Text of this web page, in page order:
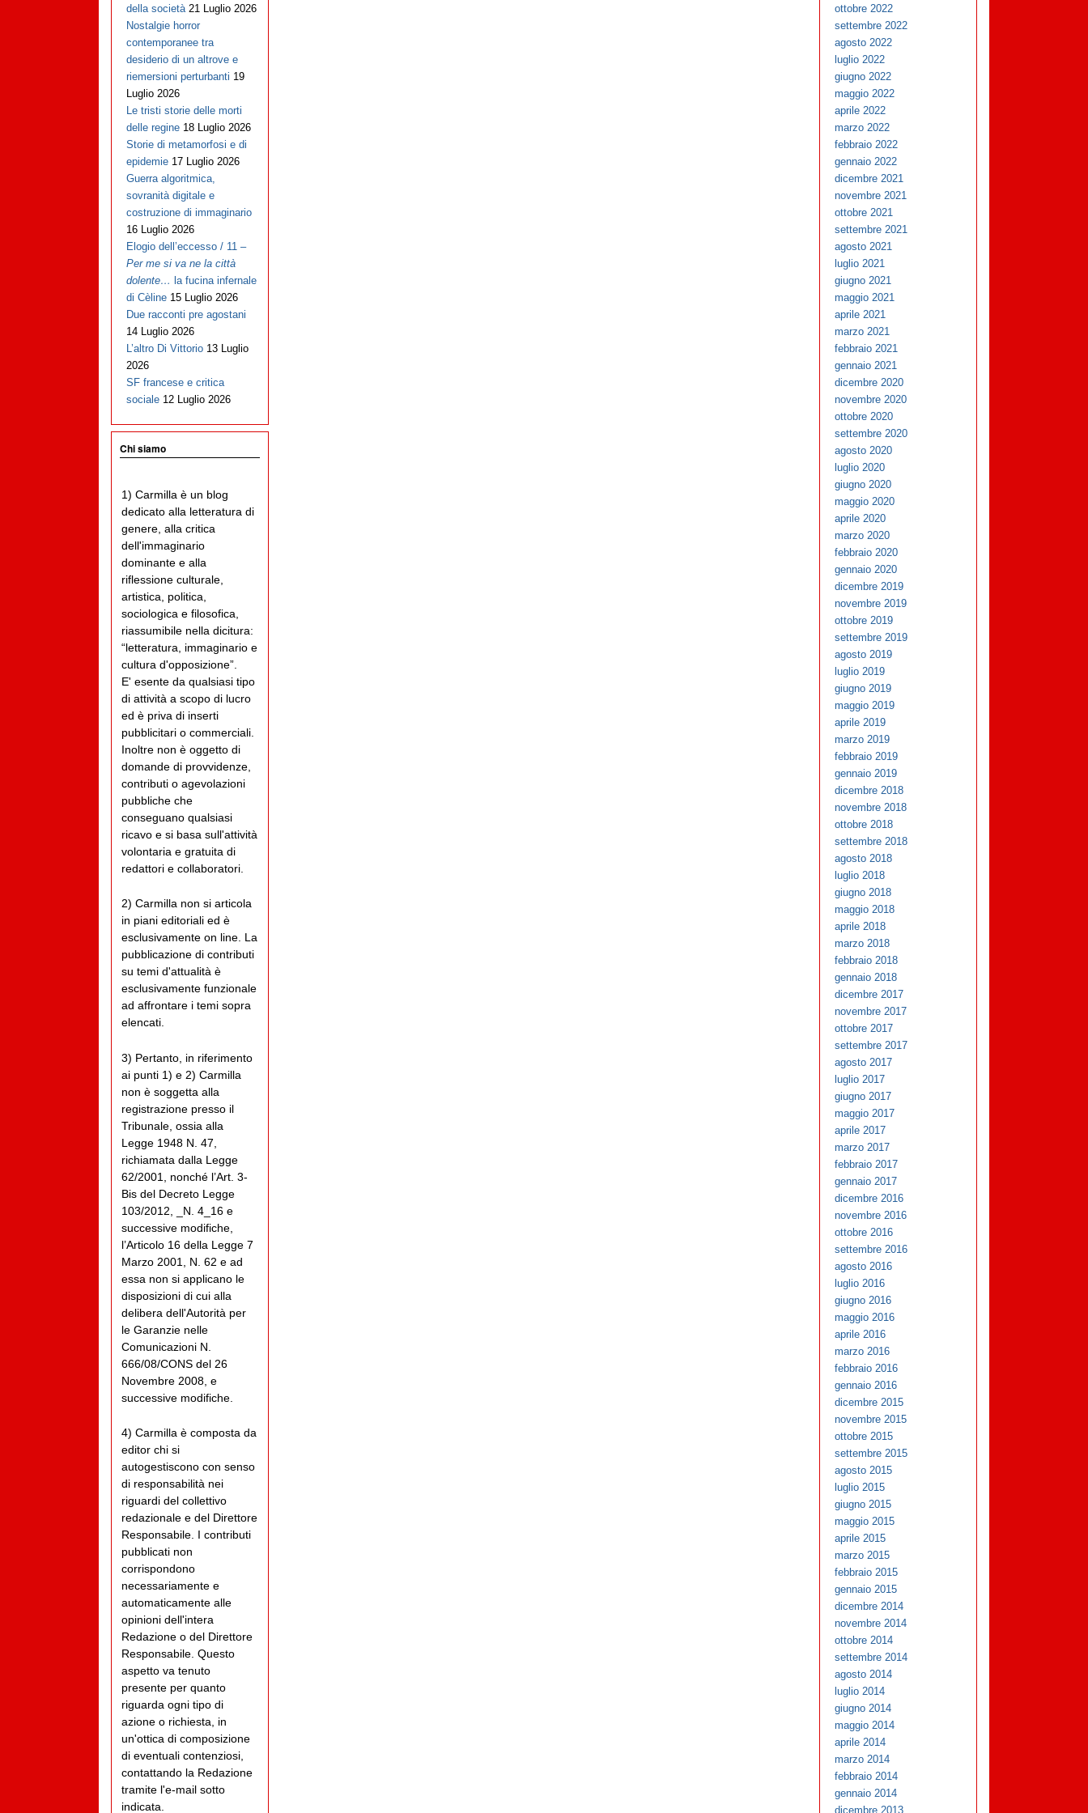
della società 21 Luglio 2026
Nostalgie horror
contemporanee tra
desiderio di un altrove e
riemersioni perturbanti 19
Luglio 2026
Le tristi storie delle morti
delle regine 18 Luglio 2026
Storie di metamorfosi e di
epidemie 17 Luglio 2026
Guerra algoritmica,
sovranità digitale e
costruzione di immaginario
16 Luglio 2026
Elogio dell’eccesso / 11 –
Per me si va ne la città
dolente… la fucina infernale
di Cèline 15 Luglio 2026
Due racconti pre agostani
14 Luglio 2026
L’altro Di Vittorio 13 Luglio
2026
SF francese e critica
sociale 12 Luglio 2026
Chi siamo
1) Carmilla è un blog
dedicato alla letteratura di
genere, alla critica
dell'immaginario
dominante e alla
riflessione culturale,
artistica, politica,
sociologica e filosofica,
riassumibile nella dicitura:
“letteratura, immaginario e
cultura d'opposizione”.
E' esente da qualsiasi tipo
di attività a scopo di lucro
ed è priva di inserti
pubblicitari o commerciali.
Inoltre non è oggetto di
domande di provvidenze,
contributi o agevolazioni
pubbliche che
conseguano qualsiasi
ricavo e si basa sull'attività
volontaria e gratuita di
redattori e collaboratori.
2) Carmilla non si articola
in piani editoriali ed è
esclusivamente on line. La
pubblicazione di contributi
su temi d'attualità è
esclusivamente funzionale
ad affrontare i temi sopra
elencati.
3) Pertanto, in riferimento
ai punti 1) e 2) Carmilla
non è soggetta alla
registrazione presso il
Tribunale, ossia alla
Legge 1948 N. 47,
richiamata dalla Legge
62/2001, nonché l’Art. 3-
Bis del Decreto Legge
103/2012, _N. 4_16 e
successive modifiche,
l’Articolo 16 della Legge 7
Marzo 2001, N. 62 e ad
essa non si applicano le
disposizioni di cui alla
delibera dell'Autorità per
le Garanzie nelle
Comunicazioni N.
666/08/CONS del 26
Novembre 2008, e
successive modifiche.
4) Carmilla è composta da
editor chi si
autogestiscono con senso
di responsabilità nei
riguardi del collettivo
redazionale e del Direttore
Responsabile. I contributi
pubblicati non
corrispondono
necessariamente e
automaticamente alle
opinioni dell'intera
Redazione o del Direttore
Responsabile. Questo
aspetto va tenuto
presente per quanto
riguarda ogni tipo di
azione o richiesta, in
un'ottica di composizione
di eventuali contenziosi,
contattando la Redazione
tramite l'e-mail sotto
indicata.
ottobre 2022
settembre 2022
agosto 2022
luglio 2022
giugno 2022
maggio 2022
aprile 2022
marzo 2022
febbraio 2022
gennaio 2022
dicembre 2021
novembre 2021
ottobre 2021
settembre 2021
agosto 2021
luglio 2021
giugno 2021
maggio 2021
aprile 2021
marzo 2021
febbraio 2021
gennaio 2021
dicembre 2020
novembre 2020
ottobre 2020
settembre 2020
agosto 2020
luglio 2020
giugno 2020
maggio 2020
aprile 2020
marzo 2020
febbraio 2020
gennaio 2020
dicembre 2019
novembre 2019
ottobre 2019
settembre 2019
agosto 2019
luglio 2019
giugno 2019
maggio 2019
aprile 2019
marzo 2019
febbraio 2019
gennaio 2019
dicembre 2018
novembre 2018
ottobre 2018
settembre 2018
agosto 2018
luglio 2018
giugno 2018
maggio 2018
aprile 2018
marzo 2018
febbraio 2018
gennaio 2018
dicembre 2017
novembre 2017
ottobre 2017
settembre 2017
agosto 2017
luglio 2017
giugno 2017
maggio 2017
aprile 2017
marzo 2017
febbraio 2017
gennaio 2017
dicembre 2016
novembre 2016
ottobre 2016
settembre 2016
agosto 2016
luglio 2016
giugno 2016
maggio 2016
aprile 2016
marzo 2016
febbraio 2016
gennaio 2016
dicembre 2015
novembre 2015
ottobre 2015
settembre 2015
agosto 2015
luglio 2015
giugno 2015
maggio 2015
aprile 2015
marzo 2015
febbraio 2015
gennaio 2015
dicembre 2014
novembre 2014
ottobre 2014
settembre 2014
agosto 2014
luglio 2014
giugno 2014
maggio 2014
aprile 2014
marzo 2014
febbraio 2014
gennaio 2014
dicembre 2013